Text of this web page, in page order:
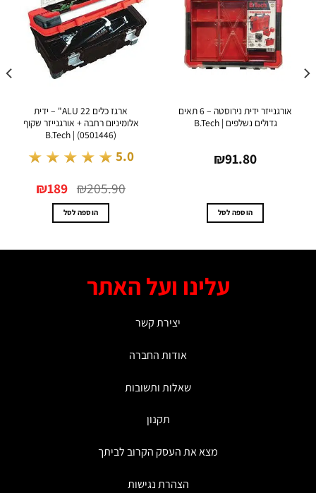
אורגנייזר ידית נירוסטה – 6 תאים
גדולים נשלפים | B.Tech
₪91.80
הוספה לסל
ארגז כלים ALU 22" – ידית
אלומיניום רחבה + אורגנייזר שקוף
★★★★★
₪205.90 המקורי
היה:
₪205.90.
₪ 189 הנוכחי
הוא:
₪189.
הוספה לסל
עלינו ועל האתר
יצירת קשר
אודות החברה
שאלות ותשובות
מצא את העסק הקרוב לביתך
הצהרת נגישות